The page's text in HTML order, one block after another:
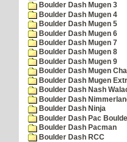
Boulder Dash Mugen 3
Boulder Dash Mugen 4
Boulder Dash Mugen 5
Boulder Dash Mugen 6
Boulder Dash Mugen 7
Boulder Dash Mugen 8
Boulder Dash Mugen 9
Boulder Dash Mugen
Boulder Dash Mugen
Boulder Dash Nash
Boulder Dash
Boulder Dash Ninja
Boulder Dash Pac
Boulder Dash Pacman
Boulder Dash RCC